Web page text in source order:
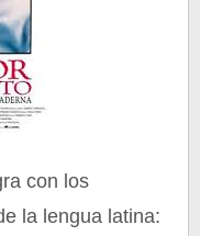
con los
la lengua latina: